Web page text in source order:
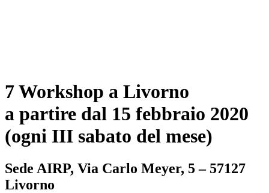
7 Workshop a Livorno
a partire dal 15 febbraio 2020
(ogni III sabato del mese)
Sede AIRP, Via Carlo Meyer, 5 – 57127
Livorno